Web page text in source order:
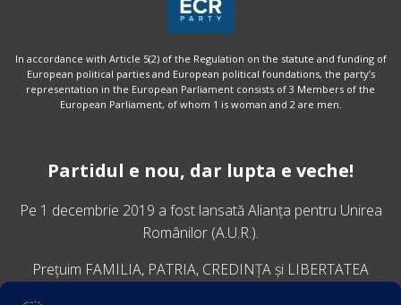
In accordance with Article 5(2) of the Regulation on the statute and funding of
European political parties and European political foundations, the party’s
representation in the European Parliament consists of 3 Members of the
European Parliament, of whom 1 is woman and 2 are men.
Partidul e nou, dar lupta e veche!
Pe 1 decembrie 2019 a fost lansatăAlianța pentru Unirea
Românilor (A.U.R.).
Prețuim FAMILIA, PATRIA, CREDINȚA și LIBERTATEA